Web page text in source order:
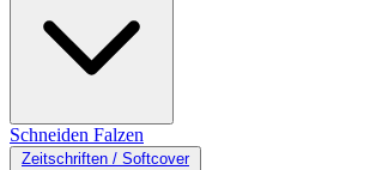
Schneiden Falzen
Zeitschriften / Softcover